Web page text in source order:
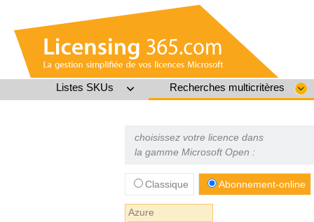
Listes SKUs Recherches multicritères
choisissez votre licence dans
la gamme Microsoft Open :
Classique Abonnement-online
Azure